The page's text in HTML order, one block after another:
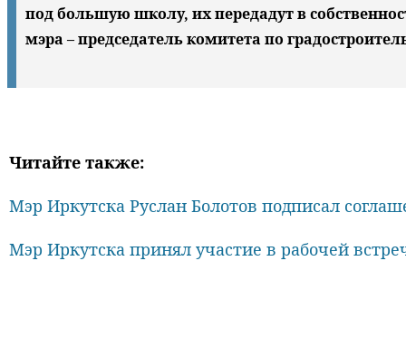
под большую школу, их передадут в
мэра – председатель комитета по
Читайте также:
Мэр Иркутска Руслан Болотов подписал
Мэр Иркутска принял участие в рабочей